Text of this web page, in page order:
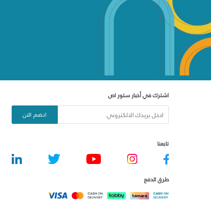
اشترك في أخبار ستور اص
انضم الان
تابعنا
طرق الدفع